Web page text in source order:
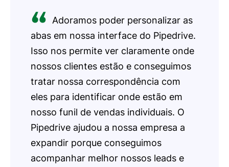
Adoramos poder personalizar as
abas em nossa interface do Pipedrive.
Isso nos permite ver claramente onde
nossos clientes estão e conseguimos
tratar nossa correspondência com
eles para identificar onde estão em
nosso funil de vendas individuais. O
Pipedrive ajudou a nossa empresa a
expandir porque conseguimos
acompanhar melhor nossos leads e